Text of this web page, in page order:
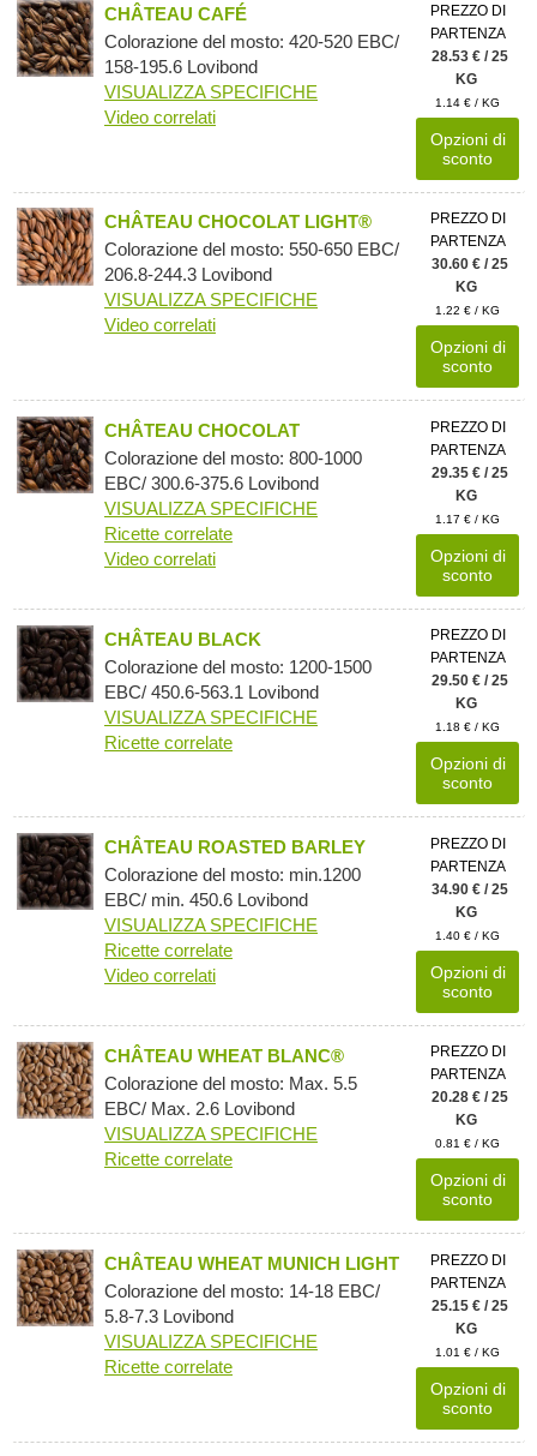
CHÂTEAU CAFÉ
Colorazione del mosto: 420-520 EBC/
158-195.6 Lovibond
VISUALIZZA SPECIFICHE
Video correlati
PREZZO DI
PARTENZA
28.53 € / 25
KG
1.14 € / KG
Opzioni di
sconto
CHÂTEAU CHOCOLAT LIGHT®
Colorazione del mosto: 550-650 EBC/
206.8-244.3 Lovibond
VISUALIZZA SPECIFICHE
Video correlati
PREZZO DI
PARTENZA
30.60 € / 25
KG
1.22 € / KG
Opzioni di
sconto
CHÂTEAU CHOCOLAT
Colorazione del mosto: 800-1000
EBC/ 300.6-375.6 Lovibond
VISUALIZZA SPECIFICHE
Ricette correlate
Video correlati
PREZZO DI
PARTENZA
29.35 € / 25
KG
1.17 € / KG
Opzioni di
sconto
CHÂTEAU BLACK
Colorazione del mosto: 1200-1500
EBC/ 450.6-563.1 Lovibond
VISUALIZZA SPECIFICHE
Ricette correlate
PREZZO DI
PARTENZA
29.50 € / 25
KG
1.18 € / KG
Opzioni di
sconto
CHÂTEAU ROASTED BARLEY
Colorazione del mosto: min.1200
EBC/ min. 450.6 Lovibond
VISUALIZZA SPECIFICHE
Ricette correlate
Video correlati
PREZZO DI
PARTENZA
34.90 € / 25
KG
1.40 € / KG
Opzioni di
sconto
CHÂTEAU WHEAT BLANC®
Colorazione del mosto: Max. 5.5
EBC/ Max. 2.6 Lovibond
VISUALIZZA SPECIFICHE
Ricette correlate
PREZZO DI
PARTENZA
20.28 € / 25
KG
0.81 € / KG
Opzioni di
sconto
CHÂTEAU WHEAT MUNICH LIGHT
Colorazione del mosto: 14-18 EBC/
5.8-7.3 Lovibond
VISUALIZZA SPECIFICHE
Ricette correlate
PREZZO DI
PARTENZA
25.15 € / 25
KG
1.01 € / KG
Opzioni di
sconto